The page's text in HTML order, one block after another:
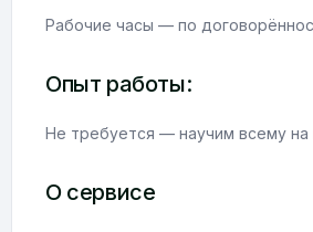
Рабочие часы — по
Опыт работы:
Не требуется — научим всему на
О сервисе